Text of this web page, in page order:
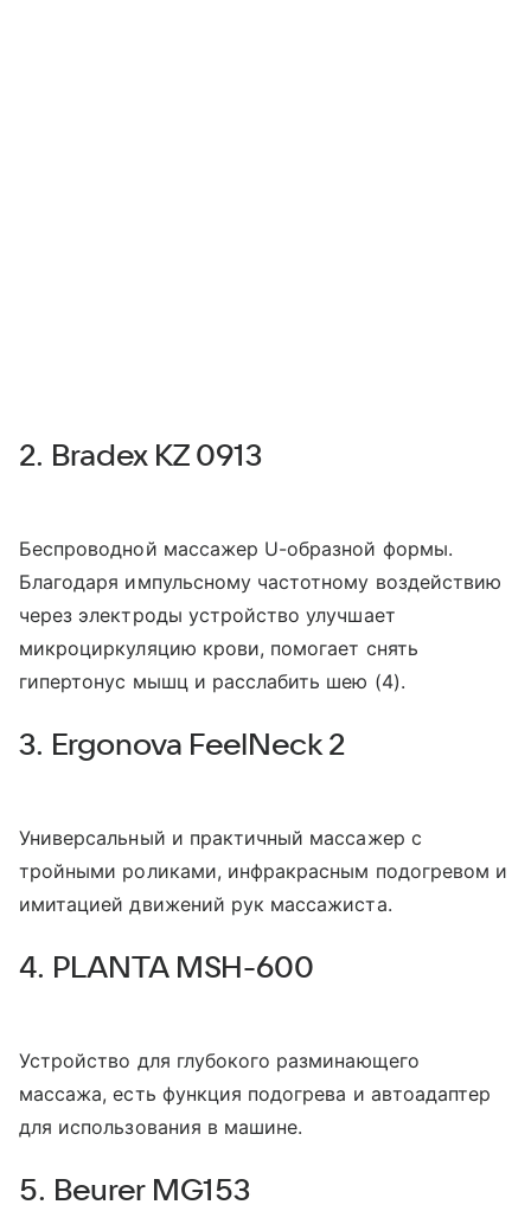
2. Bradex KZ 0913
Беспроводной массажер U-образной формы.
Благодаря импульсному частотному воздействию
через электроды устройство улучшает
микроциркуляцию крови, помогает снять
гипертонус мышц и расслабить шею (4).
3. Ergonova FeelNeck 2
Универсальный и практичный массажер с
тройными роликами, инфракрасным подогревом и
имитацией движений рук массажиста.
4. PLANTA MSH-600
Устройство для глубокого разминающего
массажа, есть функция подогрева и автоадаптер
для использования в машине.
5. Beurer MG153